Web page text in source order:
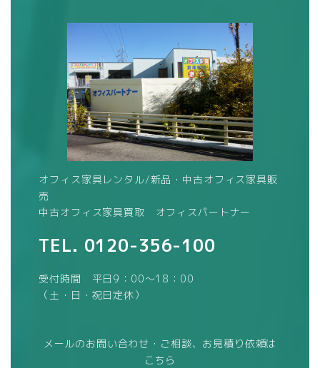
オフィス家具レンタル/新品・中古オフィス家具販
売
中古オフィス家具買取 オフィスパートナー
TEL. 0120-356-100
受付時間 平日9：00～18：00
（土・日・祝日定休）
メールのお問い合わせ・ご相談、お見積り依頼は
こちら